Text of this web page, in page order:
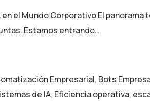
el Mundo Corporativo El
Estamos entrando…
Empresarial, Bots
de IA, Eficiencia operativa,